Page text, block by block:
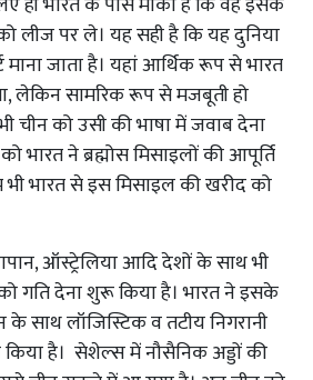
लीज पर ले। यह सही है कि यह दुनिया
जाता है। यहां आर्थिक रूप से भारत
लेकिन सामरिक रूप से मजबूती हो
चीन को उसी की भाषा में जवाब देना
भारत ने ब्रह्मोस मिसाइलों की आपूर्ति
भारत से इस मिसाइल की खरीद को
ऑस्ट्रेलिया आदि देशों के साथ भी
गति देना शुरू किया है। भारत ने इसके
के साथ लॉजिस्टिक व तटीय निगरानी
है। सेशेल्स में नौसैनिक अड्डों की